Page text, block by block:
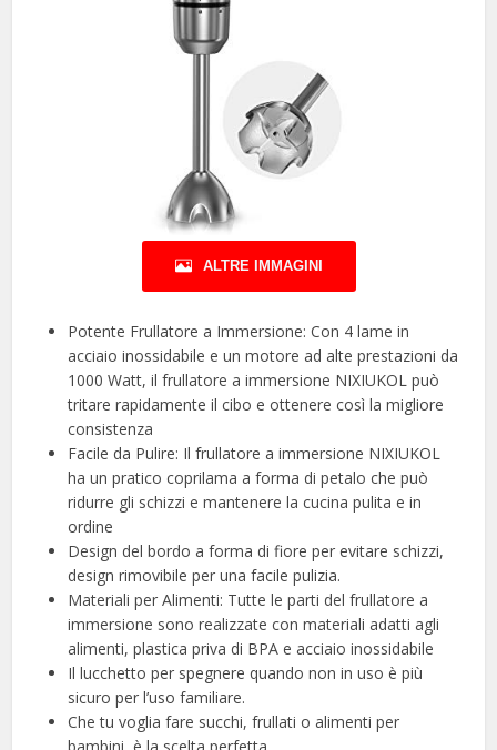
ALTRE IMMAGINI
Potente Frullatore a Immersione: Con 4 lame in
acciaio inossidabile e un motore ad alte prestazioni da
1000 Watt, il frullatore a immersione NIXIUKOL può
tritare rapidamente il cibo e ottenere così la migliore
consistenza
Facile da Pulire: Il frullatore a immersione NIXIUKOL
ha un pratico coprilama a forma di petalo che può
ridurre gli schizzi e mantenere la cucina pulita e in
ordine
Design del bordo a forma di fiore per evitare schizzi,
design rimovibile per una facile pulizia.
Materiali per Alimenti: Tutte le parti del frullatore a
immersione sono realizzate con materiali adatti agli
alimenti, plastica priva di BPA e acciaio inossidabile
Il lucchetto per spegnere quando non in uso è più
sicuro per l’uso familiare.
Che tu voglia fare succhi, frullati o alimenti per